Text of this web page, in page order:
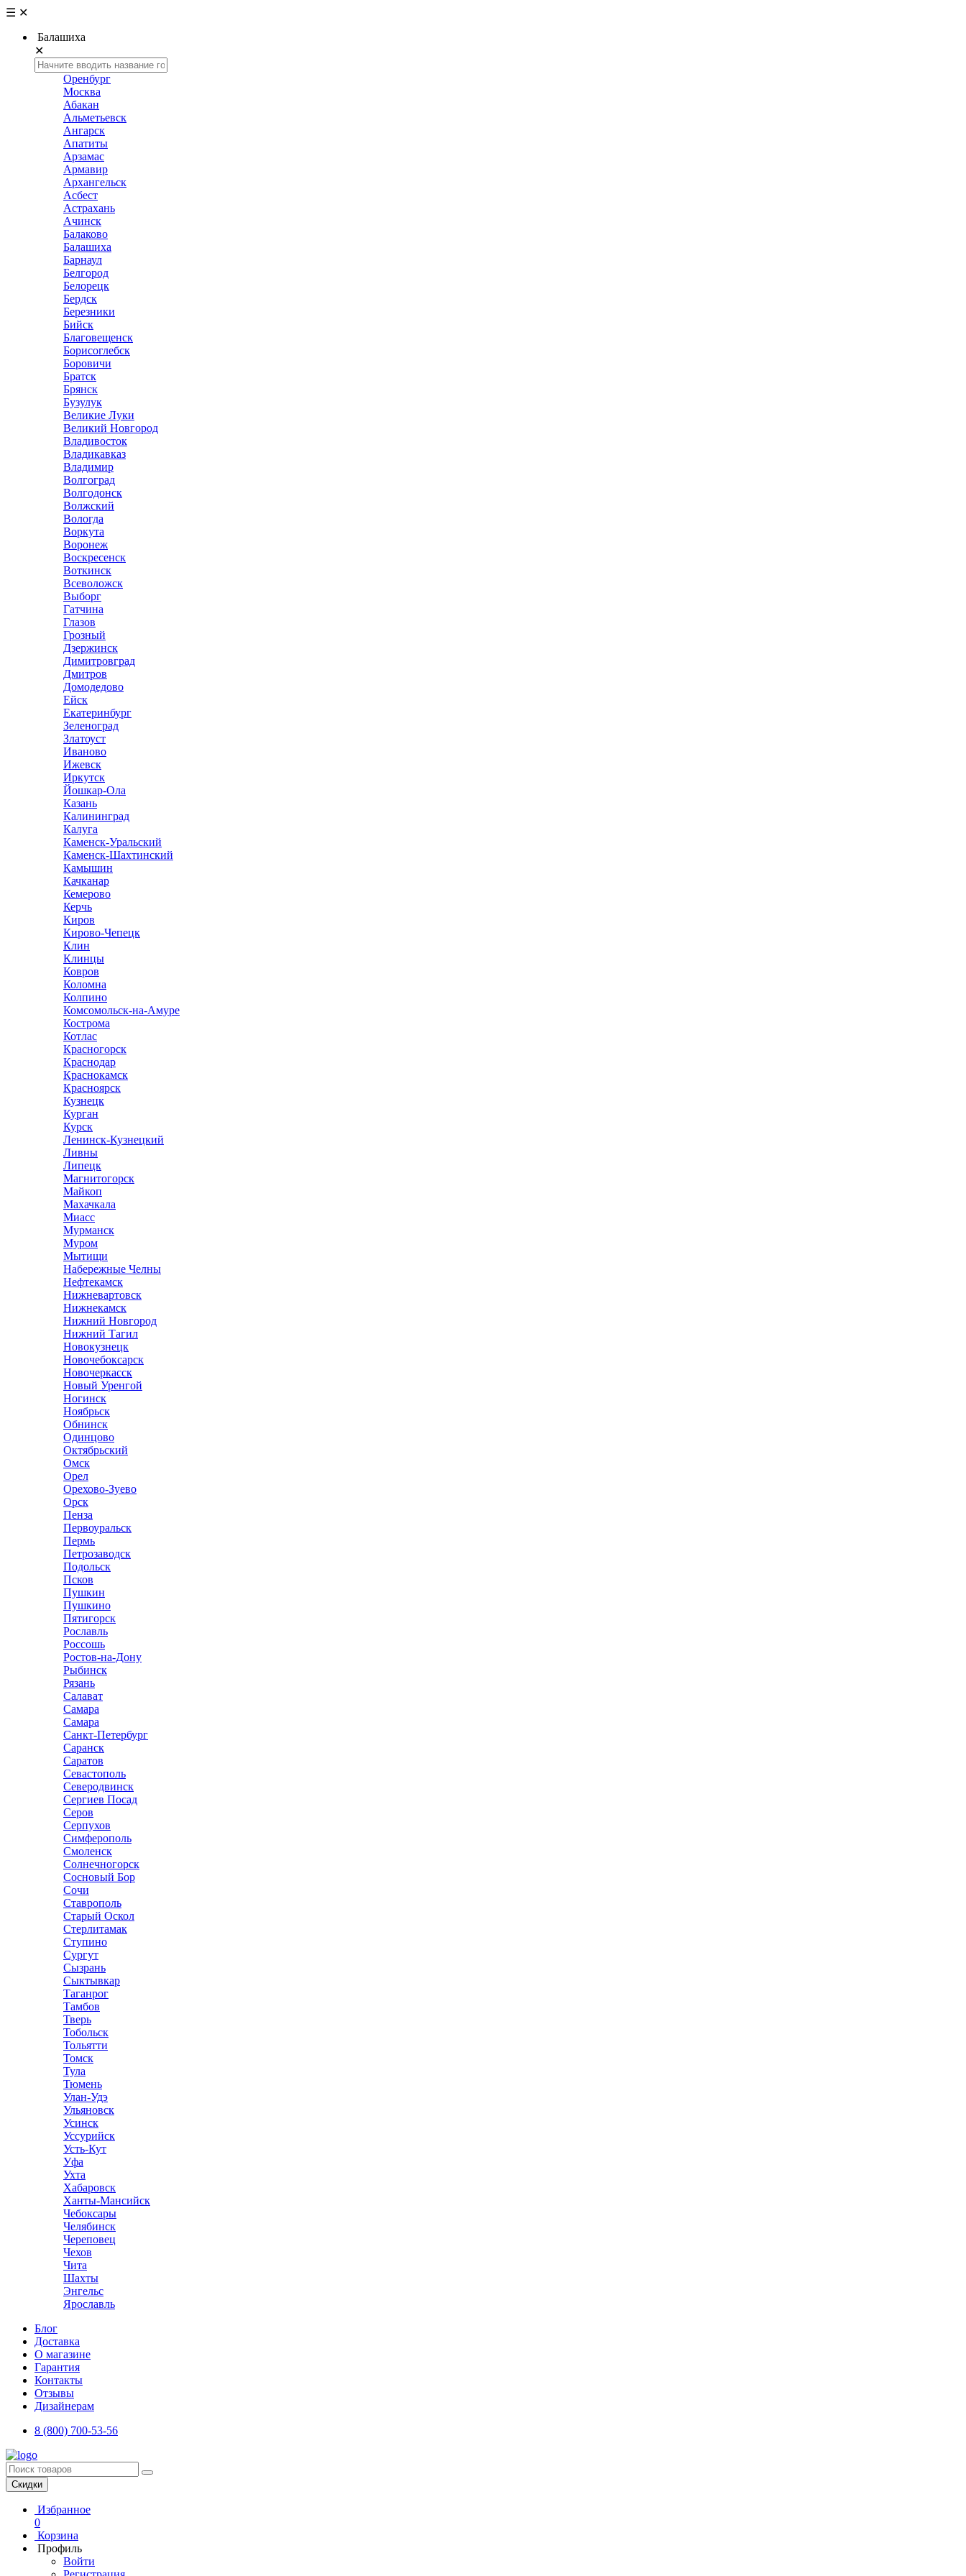
☰ ✕
Балашиха
✕
Оренбург
Москва
Абакан
Альметьевск
Ангарск
Апатиты
Арзамас
Армавир
Архангельск
Асбест
Астрахань
Ачинск
Балаково
Балашиха
Барнаул
Белгород
Белорецк
Бердск
Березники
Бийск
Благовещенск
Борисоглебск
Боровичи
Братск
Брянск
Бузулук
Великие Луки
Великий Новгород
Владивосток
Владикавказ
Владимир
Волгоград
Волгодонск
Волжский
Вологда
Воркута
Воронеж
Воскресенск
Воткинск
Всеволожск
Выборг
Гатчина
Глазов
Грозный
Дзержинск
Димитровград
Дмитров
Домодедово
Ейск
Екатеринбург
Зеленоград
Златоуст
Иваново
Ижевск
Иркутск
Йошкар-Ола
Казань
Калининград
Калуга
Каменск-Уральский
Каменск-Шахтинский
Камышин
Качканар
Кемерово
Керчь
Киров
Кирово-Чепецк
Клин
Клинцы
Ковров
Коломна
Колпино
Комсомольск-на-Амуре
Кострома
Котлас
Красногорск
Краснодар
Краснокамск
Красноярск
Кузнецк
Курган
Курск
Ленинск-Кузнецкий
Ливны
Липецк
Магнитогорск
Майкоп
Махачкала
Миасс
Мурманск
Муром
Мытищи
Набережные Челны
Нефтекамск
Нижневартовск
Нижнекамск
Нижний Новгород
Нижний Тагил
Новокузнецк
Новочебоксарск
Новочеркасск
Новый Уренгой
Ногинск
Ноябрьск
Обнинск
Одинцово
Октябрьский
Омск
Орел
Орехово-Зуево
Орск
Пенза
Первоуральск
Пермь
Петрозаводск
Подольск
Псков
Пушкин
Пушкино
Пятигорск
Рославль
Россошь
Ростов-на-Дону
Рыбинск
Рязань
Салават
Самара
Самара
Санкт-Петербург
Саранск
Саратов
Севастополь
Северодвинск
Сергиев Посад
Серов
Серпухов
Симферополь
Смоленск
Солнечногорск
Сосновый Бор
Сочи
Ставрополь
Старый Оскол
Стерлитамак
Ступино
Сургут
Сызрань
Сыктывкар
Таганрог
Тамбов
Тверь
Тобольск
Тольятти
Томск
Тула
Тюмень
Улан-Удэ
Ульяновск
Усинск
Уссурийск
Усть-Кут
Уфа
Ухта
Хабаровск
Ханты-Мансийск
Чебоксары
Челябинск
Череповец
Чехов
Чита
Шахты
Энгельс
Ярославль
Блог
Доставка
О магазине
Гарантия
Контакты
Отзывы
Дизайнерам
8 (800) 700-53-56
Скидки
Избранное
0
Корзина
Профиль
Войти